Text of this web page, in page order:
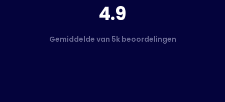
4.9
Gemiddelde van 5k beoordelingen